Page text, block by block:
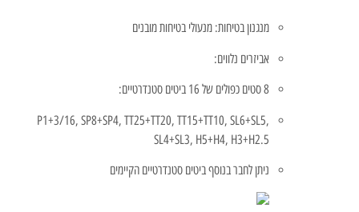
מנגנון בטיחות: מנעולי בטיחות מובנים
אביזרים נלווים:
8 סטים כפולים של 16 ביטים סטנדרטיים:
P1+3/16, SP8+SP4, TT25+TT20, TT15+TT10, SL6+SL5,
SL4+SL3, H5+H4, H3+H2.5
ניתן לחבר בנוסף ביטים סטנדרטיים הקיימים